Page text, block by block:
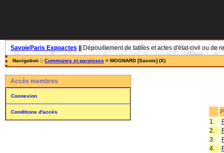
SavoieParis Expoactes Dépouillement de tables et actes d'état-civil ou de
Navigation :: Communes et paroisses > MOGNARD [Savoie] (X)
Accès membres
Connexion
Conditions d'accès
1.
2.
3.
4.